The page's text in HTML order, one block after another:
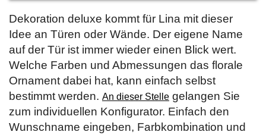
Dekoration deluxe kommt für Lina mit dieser
Idee an Türen oder Wände. Der eigene Name
auf der Tür ist immer wieder einen Blick wert.
Welche Farben und Abmessungen das florale
Ornament dabei hat, kann einfach selbst
bestimmt werden. An dieser Stelle gelangen Sie
zum individuellen Konfigurator. Einfach den
Wunschname eingeben, Farbkombination und